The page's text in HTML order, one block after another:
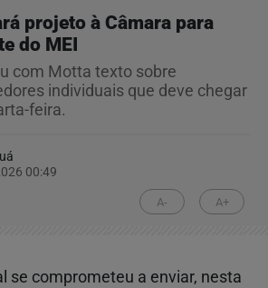
projeto à Câmara para
do MEI
com Motta texto sobre
individuais que deve chegar
feira.
00:49
A- A+
se comprometeu a enviar, nesta